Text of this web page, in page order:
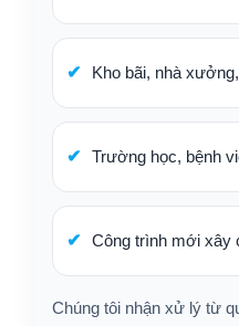
Kho bãi, nhà
Trường học, bệnh
Công trình mới xây
Chúng tôi nhận xử lý từ